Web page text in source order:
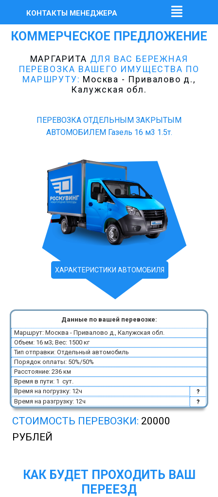
КОНТАКТЫ МЕНЕДЖЕРА
КОММЕРЧЕСКОЕ ПРЕДЛОЖЕНИЕ
МАРГАРИТА ДЛЯ ВАС БЕРЕЖНАЯ
ПЕРЕВОЗКА ВАШЕГО ИМУЩЕСТВА ПО
МАРШРУТУ: Москва - Привалово д.,
Калужская обл.
ПЕРЕВОЗКА ОТДЕЛЬНЫМ ЗАКРЫТЫМ
АВТОМОБИЛЕМ Газель 16 м3 1.5т.
ХАРАКТЕРИСТИКИ АВТОМОБИЛЯ
Данные по вашей перевозке:
Маршрут: Москва - Привалово д., Калужская обл.
Объем: 16 м3; Вес: 1500 кг
Тип отправки: Отдельный автомобиль
Порядок оплаты: 50%/50%
Расстояние: 236 км
Время в пути: 1 сут.
Время на погрузку: 12ч
?
Время на разгрузку: 12ч ?
СТОИМОСТЬ ПЕРЕВОЗКИ: 20000
РУБЛЕЙ
КАК БУДЕТ ПРОХОДИТЬ ВАШ
ПЕРЕЕЗД